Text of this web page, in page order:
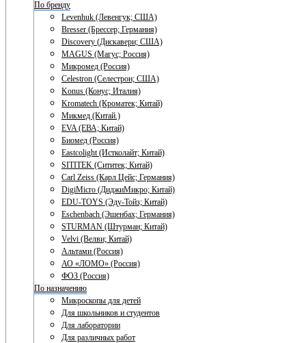
По бренду
Levenhuk (Левенгук; США)
Bresser (Брессер; Германия)
Discovery (Дискавери; США)
MAGUS (Магус; Россия)
Микромед (Россия)
Celestron (Селестрон; США)
Konus (Конус; Италия)
Kromatech (Кроматек; Китай)
Микмед (Китай.)
EVA (ЕВА; Китай)
Биомед (Россия)
Eastcolight (Истколайт; Китай)
SITITEK (Сититек; Китай)
Carl Zeiss (Карл Цейс; Германия)
DigiMicro (ДиджиМикро; Китай)
EDU-TOYS (Эду-Тойз; Китай)
Eschenbach (Эшенбах; Германия)
STURMAN (Штурман; Китай)
Velvi (Велви; Китай)
Альтами (Россия)
АО «ЛОМО» (Россия)
ФОЗ (Россия)
По назначению
Микроскопы для детей
Для школьников и студентов
Для лаборатории
Для различных работ